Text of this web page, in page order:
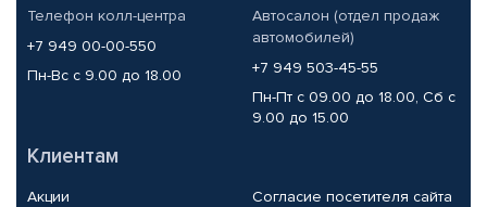
Телефон колл-центра
+7 949 00-00-550
Пн-Вс с 9.00 до 18.00
Автосалон (отдел продаж
автомобилей)
+7 949 503-45-55
Пн-Пт с 09.00 до 18.00, Сб с
9.00 до 15.00
Клиентам
Акции
Согласие посетителя сайта